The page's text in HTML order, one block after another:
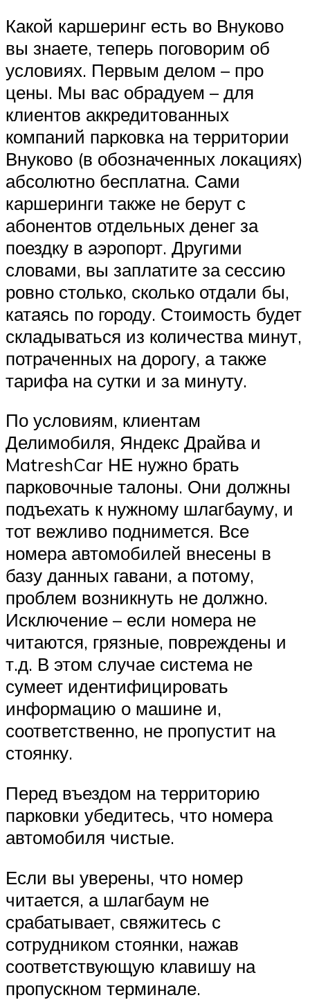
Какой каршеринг есть во Внуково
вы знаете, теперь поговорим об
условиях. Первым делом – про
цены. Мы вас обрадуем – для
клиентов аккредитованных
компаний парковка на территории
Внуково (в обозначенных локациях)
абсолютно бесплатна. Сами
каршеринги также не берут с
абонентов отдельных денег за
поездку в аэропорт. Другими
словами, вы заплатите за сессию
ровно столько, сколько отдали бы,
катаясь по городу. Стоимость будет
складываться из количества минут,
потраченных на дорогу, а также
тарифа на сутки и за минуту.
По условиям, клиентам
Делимобиля, Яндекс Драйва и
MatreshCar НЕ нужно брать
парковочные талоны. Они должны
подъехать к нужному шлагбауму, и
тот вежливо поднимется. Все
номера автомобилей внесены в
базу данных гавани, а потому,
проблем возникнуть не должно.
Исключение – если номера не
читаются, грязные, повреждены и
т.д. В этом случае система не
сумеет идентифицировать
информацию о машине и,
соответственно, не пропустит на
стоянку.
Перед въездом на территорию
парковки убедитесь, что номера
автомобиля чистые.
Если вы уверены, что номер
читается, а шлагбаум не
срабатывает, свяжитесь с
сотрудником стоянки, нажав
соответствующую клавишу на
пропускном терминале.